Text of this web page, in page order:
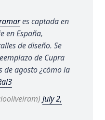
es captada en
en España,
de diseño. Se
de Cupra
de agosto ¿cómo la
July 2,